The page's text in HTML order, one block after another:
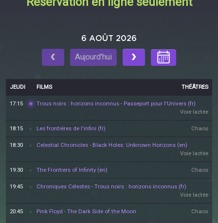
6 AOÛT 2026
Aujourd'hui
JEUDI FILMS THÉÂTRES
17:15
Trous noirs : horizons inconnus - Passeport pour l'Univers (fr)
Voie lactée
18:15 Les frontières de l'infini (fr) Chaos
18:30
Celestial Chronicles - Black Holes: Unknown Horizons (en)
Voie lactée
19:30 The Frontiers of Infinity (en) Chaos
19:45
Chroniques Célestes - Trous noirs : horizons inconnus (fr)
Voie lactée
20:45 Pink Floyd - The Dark Side of the Moon Chaos